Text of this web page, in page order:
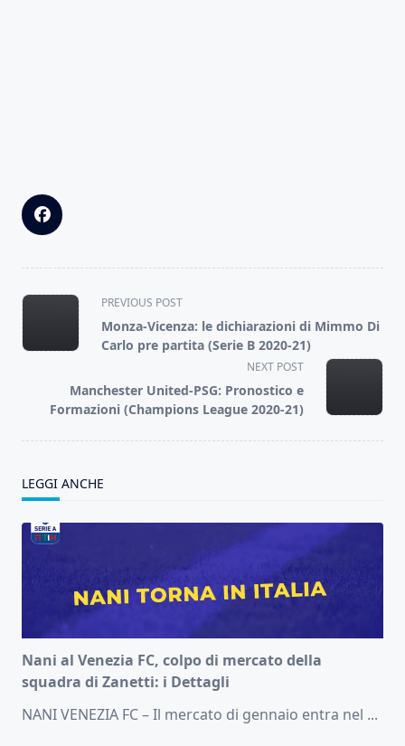
<span
class="nav-
subtitle
reader-
text">Page</span>
PREVIOUS POST
Monza-Vicenza: le dichiarazioni di Mimmo Di
Carlo pre partita (Serie B 2020-21)
NEXT POST
Manchester United-PSG: Pronostico e
Formazioni (Champions League 2020-21)
LEGGI ANCHE
Nani al Venezia FC, colpo di mercato della
squadra di Zanetti: i Dettagli
NANI VENEZIA FC – Il mercato di gennaio entra nel ...